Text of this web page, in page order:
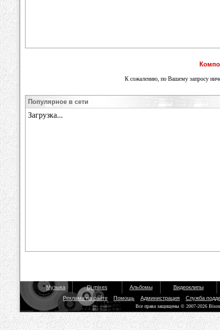
К сожалению, по Вашему запросу
Популярное в сети
Музыка Dj mixes Альбомы
Видеоклипы
Реклама на сайте
Помощь Администрация Служба
Все права защищены © 2007-2026